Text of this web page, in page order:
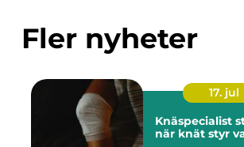
Fler nyheter
17. jul
Knäspecialist
när knät styr